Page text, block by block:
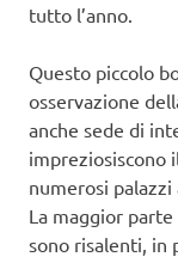
tutto l’anno.
Questo piccolo
osservazione
anche sede di
impreziosiscono
numerosi
La maggior
sono risalenti, in